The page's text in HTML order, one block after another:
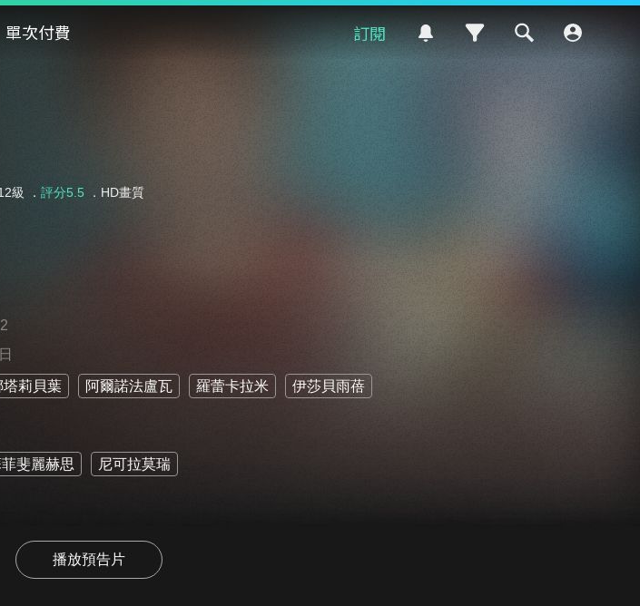
單次付費 訂閱
級 ． 評分5.5．HD畫質
塔莉貝葉 阿爾諾法盧瓦 羅蕾卡拉米 伊莎貝雨蓓
斐麗赫思 尼可拉莫瑞
播放預告片